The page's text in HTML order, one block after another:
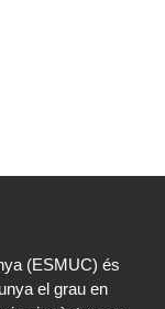
(ESMUC) és
el grau en